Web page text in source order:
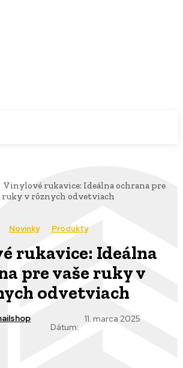
Vinylové rukavice: Ideálna ochrana pre
ruky v rôznych odvetviach
Novinky Produkty
rukavice: Ideálna
pre vaše ruky v
odvetviach
Dátum:
11. marca 2025